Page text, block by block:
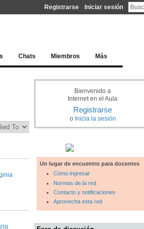
Registrarse Iniciar sesión
Chats Miembros Más
Bienvenido a
Internet en el Aula
Registrarse
o Inicia la sesión
Un lugar de encuentro para docentes
Cómo ingresar
Normas de la red
Contacto y notificaciones
Aprovecha esta red